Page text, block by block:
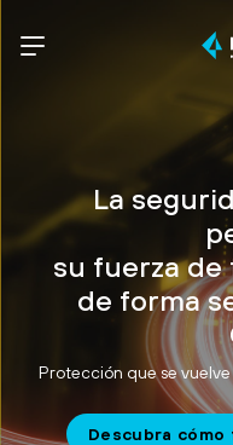
La
su fuerza de
de forma
Protección que se
Descubra cómo